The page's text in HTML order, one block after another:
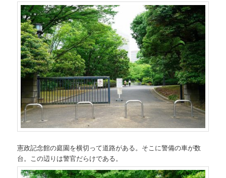
憲政記念館の庭園を横切って道路がある。そこに警備の車が数
台。この辺りは警官だらけである。